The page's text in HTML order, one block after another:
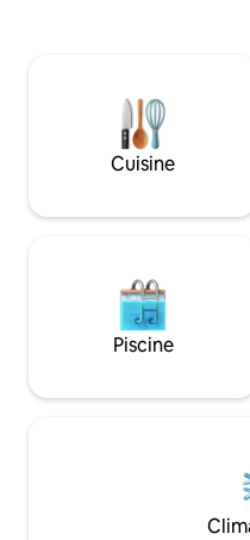
rassemblement à l'intérieur
l'extérieur, d'une nouvelle
vos propres kayaks pour
région. Profitez des
vaste terrasse ou en
Cuisine
Piscine